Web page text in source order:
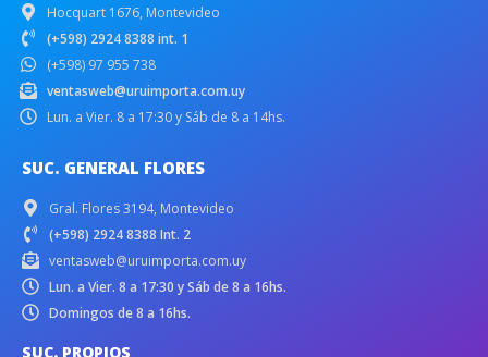
Hocquart 1676, Montevideo
(+598) 2924 8388 int. 1
(+598) 97 955 738
ventasweb@uruimporta.com.uy
Lun. a Vier. 8 a 17:30 y Sáb de 8 a 14hs.
SUC. GENERAL FLORES
Gral. Flores 3194, Montevideo
(+598) 2924 8388 Int. 2
ventasweb@uruimporta.com.uy
Lun. a Vier. 8 a 17:30 y Sáb de 8 a 16hs.
Domingos de 8 a 16hs.
SUC. PROPIOS